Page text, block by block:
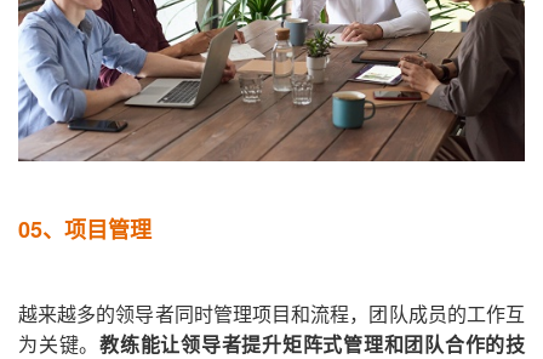
05、 项目管理
越来越多的领导者同时管理项目和流程，团队成员的工作互
为关键。 教练能让领导者提升矩阵式管理和团队合作的技